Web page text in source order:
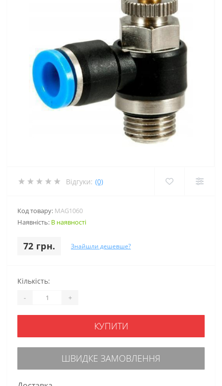
Відгуки: (0)
Код товару: MAG1060
Наявність: В наявності
72 грн. Знайшли дешевше?
Кількість:
- +
КУПИТИ
ШВИДКЕ ЗАМОВЛЕННЯ